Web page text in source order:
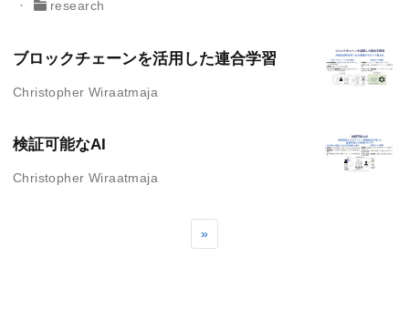
research
ブロックチェーンを活用した連合学習
Christopher Wiraatmaja
検証可能なAI
Christopher Wiraatmaja
»